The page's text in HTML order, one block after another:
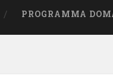
PROGRAMMA